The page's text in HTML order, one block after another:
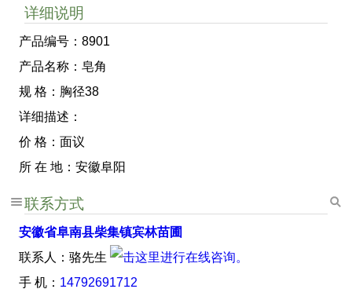
详细说明
产品编号：8901
产品名称：皂角
规 格：胸径38
详细描述：
价 格：面议
所 在 地：安徽阜阳
联系方式
安徽省阜南县柴集镇宾林苗圃
联系人：骆先生
手 机： 14792691712